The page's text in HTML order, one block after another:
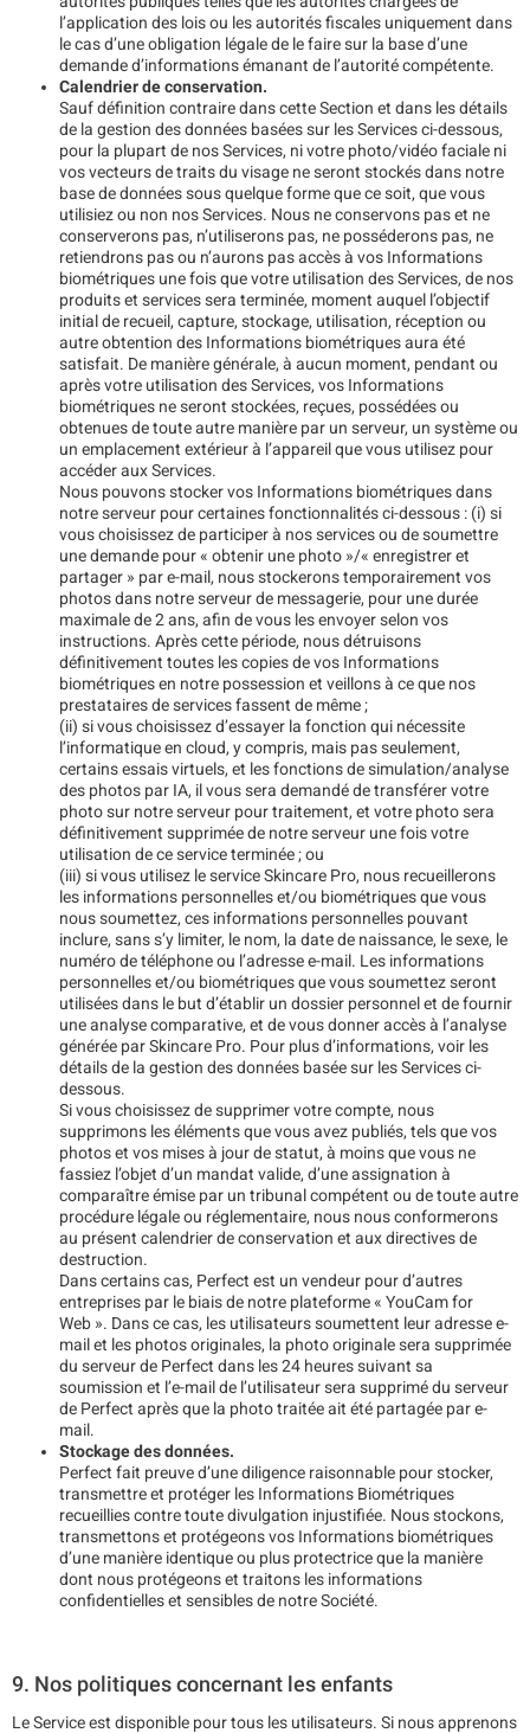
l’application des lois ou les autorités fiscales uniquement dans
le cas d’une obligation légale de le faire sur la base d’une
demande d’informations émanant de l’autorité compétente.
Calendrier de conservation.
Sauf définition contraire dans cette Section et dans les détails
de la gestion des données basées sur les Services ci-dessous,
pour la plupart de nos Services, ni votre photo/vidéo faciale ni
vos vecteurs de traits du visage ne seront stockés dans notre
base de données sous quelque forme que ce soit, que vous
utilisiez ou non nos Services. Nous ne conservons pas et ne
conserverons pas, n’utiliserons pas, ne posséderons pas, ne
retiendrons pas ou n’aurons pas accès à vos Informations
biométriques une fois que votre utilisation des Services, de nos
produits et services sera terminée, moment auquel l’objectif
initial de recueil, capture, stockage, utilisation, réception ou
autre obtention des Informations biométriques aura été
satisfait. De manière générale, à aucun moment, pendant ou
après votre utilisation des Services, vos Informations
biométriques ne seront stockées, reçues, possédées ou
obtenues de toute autre manière par un serveur, un système ou
un emplacement extérieur à l’appareil que vous utilisez pour
accéder aux Services.
Nous pouvons stocker vos Informations biométriques dans
notre serveur pour certaines fonctionnalités ci-dessous : (i) si
vous choisissez de participer à nos services ou de soumettre
une demande pour « obtenir une photo »/« enregistrer et
partager » par e-mail, nous stockerons temporairement vos
photos dans notre serveur de messagerie, pour une durée
maximale de 2 ans, afin de vous les envoyer selon vos
instructions. Après cette période, nous détruisons
définitivement toutes les copies de vos Informations
biométriques en notre possession et veillons à ce que nos
prestataires de services fassent de même ;
(ii) si vous choisissez d’essayer la fonction qui nécessite
l’informatique en cloud, y compris, mais pas seulement,
certains essais virtuels, et les fonctions de simulation/analyse
des photos par IA, il vous sera demandé de transférer votre
photo sur notre serveur pour traitement, et votre photo sera
définitivement supprimée de notre serveur une fois votre
utilisation de ce service terminée ; ou
(iii) si vous utilisez le service Skincare Pro, nous recueillerons
les informations personnelles et/ou biométriques que vous
nous soumettez, ces informations personnelles pouvant
inclure, sans s’y limiter, le nom, la date de naissance, le sexe, le
numéro de téléphone ou l’adresse e-mail. Les informations
personnelles et/ou biométriques que vous soumettez seront
utilisées dans le but d’établir un dossier personnel et de fournir
une analyse comparative, et de vous donner accès à l’analyse
générée par Skincare Pro. Pour plus d’informations, voir les
détails de la gestion des données basée sur les Services ci-
dessous.
Si vous choisissez de supprimer votre compte, nous
supprimons les éléments que vous avez publiés, tels que vos
photos et vos mises à jour de statut, à moins que vous ne
fassiez l’objet d’un mandat valide, d’une assignation à
comparaître émise par un tribunal compétent ou de toute autre
procédure légale ou réglementaire, nous nous conformerons
au présent calendrier de conservation et aux directives de
destruction.
Dans certains cas, Perfect est un vendeur pour d’autres
entreprises par le biais de notre plateforme « YouCam for
Web ». Dans ce cas, les utilisateurs soumettent leur adresse e-
mail et les photos originales, la photo originale sera supprimée
du serveur de Perfect dans les 24 heures suivant sa
soumission et l’e-mail de l’utilisateur sera supprimé du serveur
de Perfect après que la photo traitée ait été partagée par e-
mail.
Stockage des données.
Perfect fait preuve d’une diligence raisonnable pour stocker,
transmettre et protéger les Informations Biométriques
recueillies contre toute divulgation injustifiée. Nous stockons,
transmettons et protégeons vos Informations biométriques
d’une manière identique ou plus protectrice que la manière
dont nous protégeons et traitons les informations
confidentielles et sensibles de notre Société.
9. Nos politiques concernant les enfants
Le Service est disponible pour tous les utilisateurs. Si nous apprenons